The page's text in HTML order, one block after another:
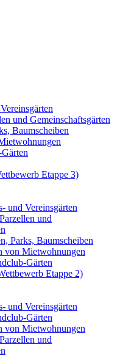
und Gemeinschaftsgärten
Baumscheiben
Etappe 3)
und Vereinsgärten
und
Parks, Baumscheiben
von Mietwohnungen
Gärten
Etappe 2)
und Vereinsgärten
Gärten
von Mietwohnungen
und